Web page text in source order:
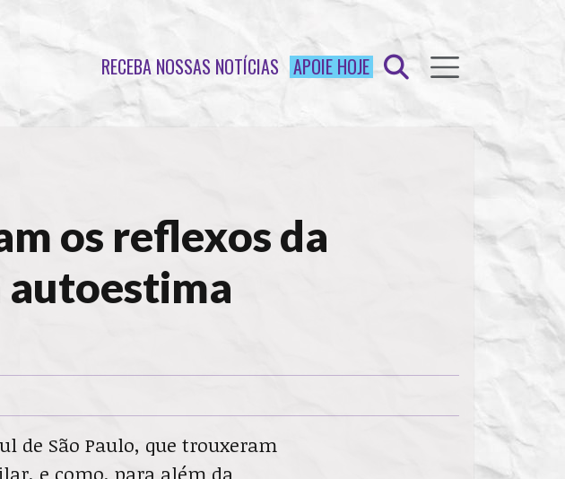
RECEBA NOSSAS NOTÍCIAS APOIE HOJE
os reflexos da
autoestima
de São Paulo, que trouxeram
e como, para além da